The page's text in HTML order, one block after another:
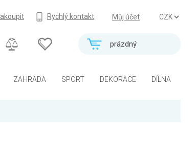
Můj účet
Rychlý kontakt
prázdný
ZAHRADA SPORT DEKORACE DÍLNA